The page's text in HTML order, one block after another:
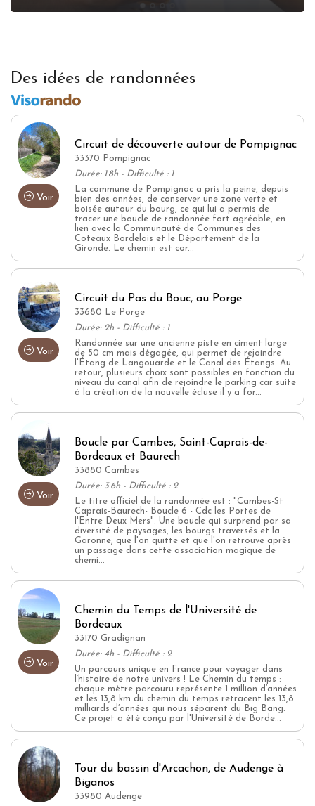
Des idées de randonnées
Voir
Circuit de découverte autour de Pompignac
33370 Pompignac
Durée: 1.8h - Difficulté : 1
La commune de Pompignac a pris la peine, depuis
bien des années, de conserver une zone verte et
boisée autour du bourg, ce qui lui a permis de
tracer une boucle de randonnée fort agréable, en
lien avec la Communauté de Communes des
Coteaux Bordelais et le Département de la
Gironde. Le chemin est cor...
Voir
Circuit du Pas du Bouc, au Porge
33680 Le Porge
Durée: 2h - Difficulté : 1
Randonnée sur une ancienne piste en ciment large
de 50 cm mais dégagée, qui permet de rejoindre
l'Étang de Langouarde et le Canal des Étangs. Au
retour, plusieurs choix sont possibles en fonction du
niveau du canal afin de rejoindre le parking car suite
à la création de la nouvelle écluse il y a for...
Voir
Boucle par Cambes, Saint-Caprais-de-
Bordeaux et Baurech
33880 Cambes
Durée: 3.6h - Difficulté : 2
Le titre officiel de la randonnée est : "Cambes-St
Caprais-Baurech- Boucle 6 - Cdc les Portes de
l'Entre Deux Mers". Une boucle qui surprend par sa
diversité de paysages, les bourgs traversés et la
Garonne, que l'on quitte et que l'on retrouve après
un passage dans cette association magique de
chemi...
Voir
Chemin du Temps de l'Université de
Bordeaux
33170 Gradignan
Durée: 4h - Difficulté : 2
Un parcours unique en France pour voyager dans
l’histoire de notre univers ! Le Chemin du temps :
chaque mètre parcouru représente 1 million d’années
et les 13,8 km du chemin du temps retracent les 13,8
milliards d’années qui nous séparent du Big Bang.
Ce projet a été conçu par l'Université de Borde...
Tour du bassin d'Arcachon, de Audenge à
Biganos
33980 Audenge